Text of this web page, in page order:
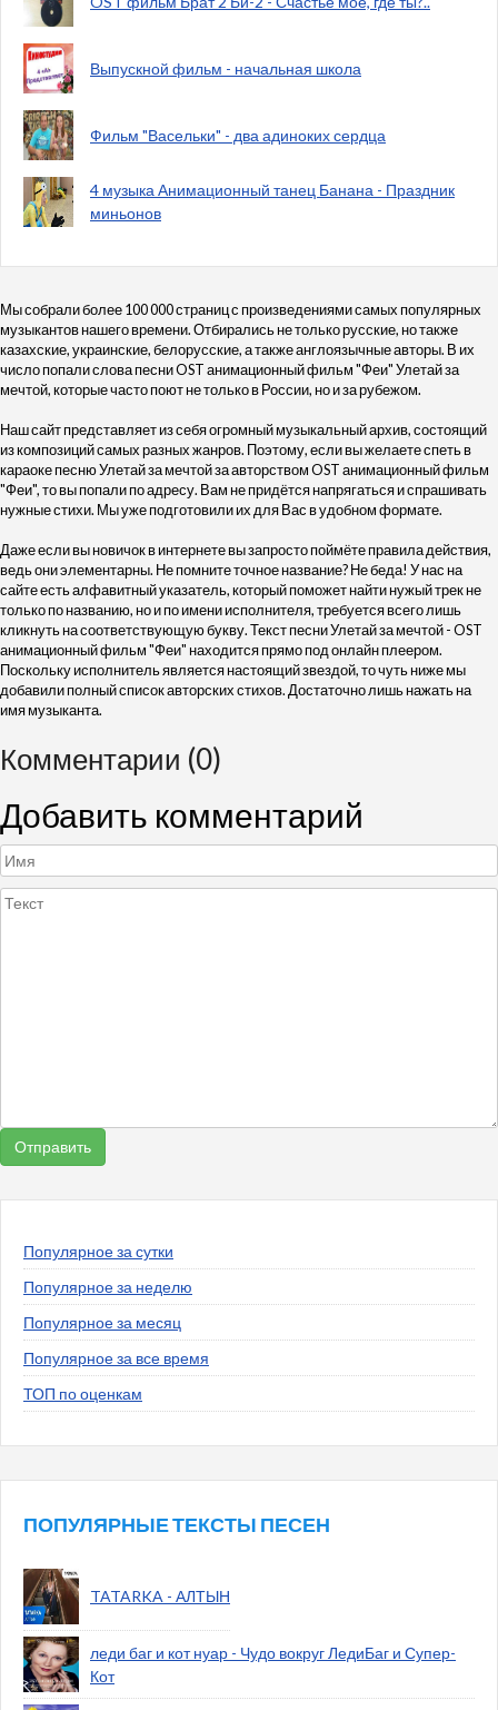
Выпускной фильм - начальная школа
Фильм "Васельки" - два адиноких сердца
4 музыка Анимационный танец Банана - Праздник
миньонов
Мы собрали более 100 000 страниц с произведениями самых популярных
музыкантов нашего времени. Отбирались не только русские, но также
казахские, украинские, белорусские, а также англоязычные авторы. В их
число попали слова песни OST анимационный фильм "Феи" Улетай за
мечтой, которые часто поют не только в России, но и за рубежом.
Наш сайт представляет из себя огромный музыкальный архив, состоящий
из композиций самых разных жанров. Поэтому, если вы желаете спеть в
караоке песню Улетай за мечтой за авторством OST анимационный фильм
"Феи", то вы попали по адресу. Вам не придётся напрягаться и спрашивать
нужные стихи. Мы уже подготовили их для Вас в удобном формате.
Даже если вы новичок в интернете вы запросто поймёте правила действия,
ведь они элементарны. Не помните точное название? Не беда! У нас на
сайте есть алфавитный указатель, который поможет найти нужый трек не
только по названию, но и по имени исполнителя, требуется всего лишь
кликнуть на соответствующую букву. Текст песни Улетай за мечтой - OST
анимационный фильм "Феи" находится прямо под онлайн плеером.
Поскольку исполнитель является настоящий звездой, то чуть ниже мы
добавили полный список авторских стихов. Достаточно лишь нажать на
имя музыканта.
Комментарии (0)
Добавить комментарий
Популярное за сутки
Популярное за неделю
Популярное за месяц
Популярное за все время
ТОП по оценкам
ПОПУЛЯРНЫЕ ТЕКСТЫ ПЕСЕН
TATARKA - АЛТЫН
леди баг и кот нуар - Чудо вокруг ЛедиБаг и Супер-
Кот